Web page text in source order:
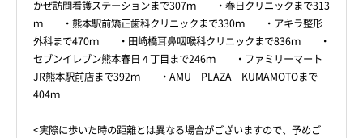
かぜ訪問看護ステーションまで307ｍ ・春日クリニックまで313
ｍ ・熊本駅前矯正歯科クリニックまで330ｍ ・アキラ整形
外科まで470ｍ ・田崎橋耳鼻咽喉科クリニックまで836ｍ ・
セブンイレブン熊本春日４丁目まで246ｍ ・ファミリーマート
JR熊本駅前店まで392ｍ ・AMU PLAZA KUMAMOTOまで
404ｍ
<実際に歩いた時の距離とは異なる場合がございますので、予めご